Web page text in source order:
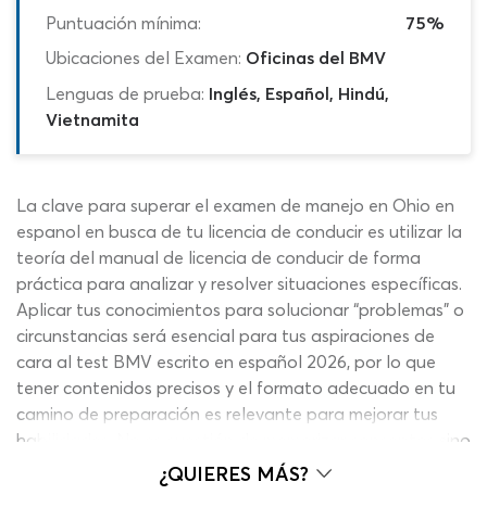
Puntuación mínima:
75%
Ubicaciones del Examen: Oficinas del BMV
Lenguas de prueba: Inglés, Español, Hindú,
Vietnamita
La clave para superar el examen de manejo en Ohio en
espanol en busca de tu licencia de conducir es utilizar la
teoría del manual de licencia de conducir de forma
práctica para analizar y resolver situaciones específicas.
Aplicar tus conocimientos para solucionar “problemas” o
circunstancias será esencial para tus aspiraciones de
cara al test BMV escrito en español 2026, por lo que
tener contenidos precisos y el formato adecuado en tu
camino de preparación es relevante para mejorar tus
habilidades. No es cuestión de memorizar conceptos sino
de utilizar la información disponible para contestar cada
una de las 40 preguntas del examen de manejo en Ohio
¿QUIERES MÁS?